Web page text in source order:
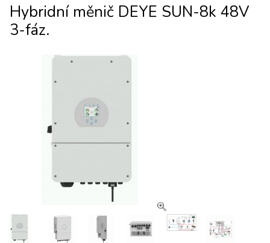
Hybridní měnič DEYE SUN-8k 48V
3-fáz.